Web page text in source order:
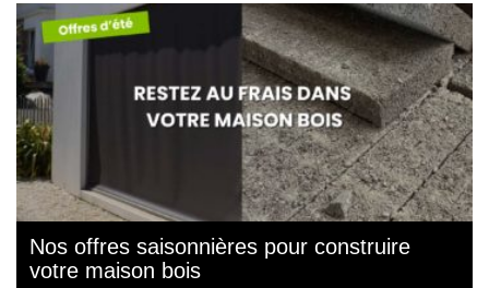
Nos offres saisonnières pour construire
votre maison bois